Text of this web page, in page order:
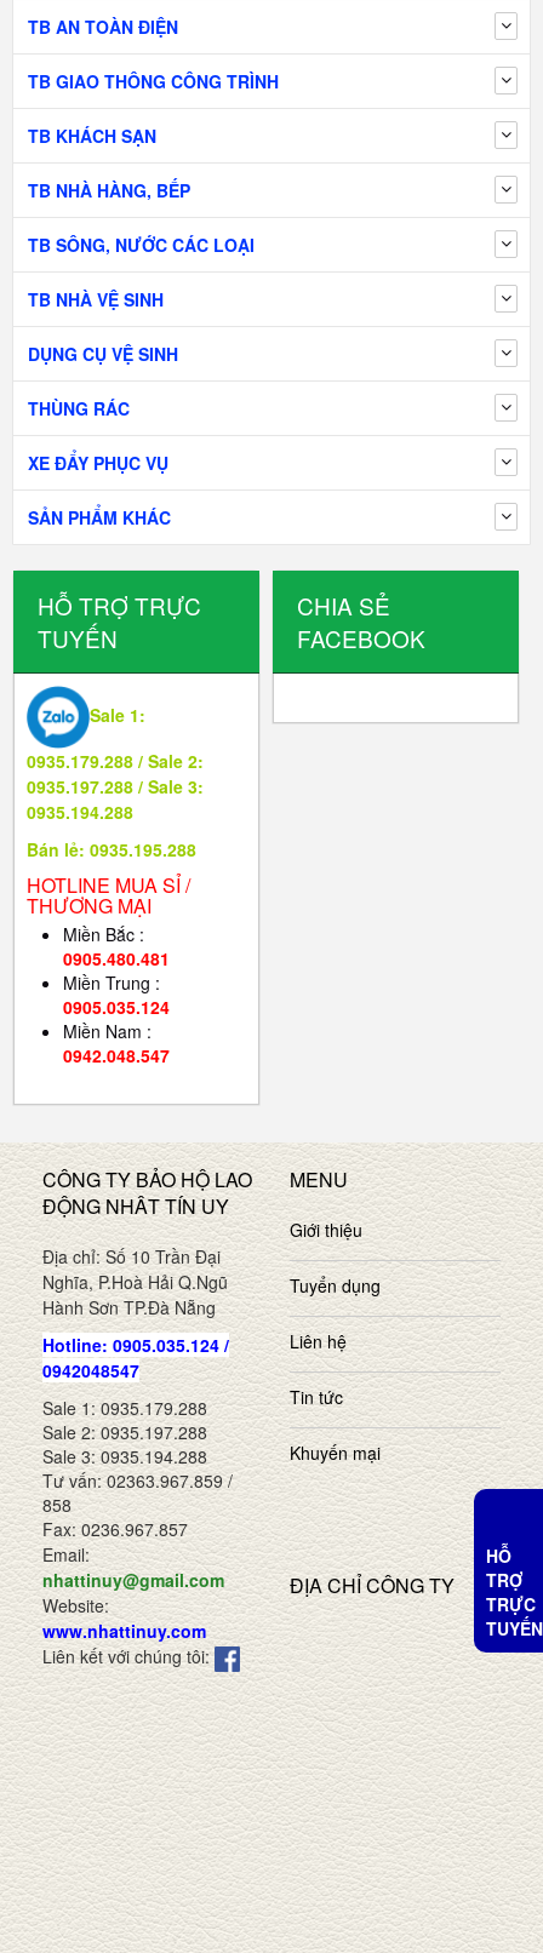
TB AN TOÀN ĐIỆN
TB GIAO THÔNG CÔNG TRÌNH
TB KHÁCH SẠN
TB NHÀ HÀNG, BẾP
TB SÔNG, NƯỚC CÁC LOẠI
TB NHÀ VỆ SINH
DỤNG CỤ VỆ SINH
THÙNG RÁC
XE ĐẨY PHỤC VỤ
SẢN PHẨM KHÁC
HỖ TRỢ TRỰC
TUYẾN
Sale 1:
0935.179.288 / Sale 2:
0935.197.288 / Sale 3:
0935.194.288
Bán lẻ: 0935.195.288
HOTLINE MUA SỈ /
THƯƠNG MẠI
Miền Bắc :
0905.480.481
Miền Trung :
0905.035.124
Miền Nam :
0942.048.547
CHIA SẺ
FACEBOOK
CÔNG TY BẢO HỘ LAO
ĐỘNG NHÂT TÍN UY
Địa chỉ: Số 10 Trần Đại
Nghĩa, P.Hoà Hải Q.Ngũ
Hành Sơn TP.Đà Nẵng
Hotline: 0905.035.124 /
0942048547
Sale 1: 0935.179.288
Sale 2: 0935.197.288
Sale 3: 0935.194.288
Tư vấn: 02363.967.859 /
858
Fax: 0236.967.857
Email:
nhattinuy@gmail.com
Website:
www.nhattinuy.com
Liên kết với chúng tôi:
MENU
Giới thiệu
Tuyển dụng
Liên hệ
Tin tức
Khuyến mại
ĐỊA CHỈ CÔNG TY
HỖ
TRỢ
TRỰC
TUYẾN